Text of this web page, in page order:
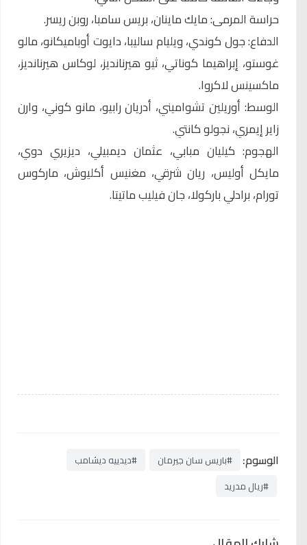
حراسة المرمى: مايك ماينان، بريس سامبا، روبن ريسر.
الدفاع: جول كوندي، ويليام ساليبا، دايوت أوباميكانو، مالو
غوستو، إبراهيما كوناتي، ثيو هيرنانديز، لوكاس هيرنانديز،
ماكسينس لاكروا.
الوسط: أوريلين تشواميني، أدريان رابيو، مانو كوني، وارن
زاير إيمري، نجولو كانتي.
الهجوم: كيليان مبابي، عثمان ديمبيلي، ديزيري دوي،
مايكل أوليس، ريان شرقي، مغنيس أكليوش، ماركوس
تورام، برادلي باركولا، جان فيليب ماتيتا.
الوسوم: #باريس سان جيرمان
#ديدييه ديشامب
#ريال مدريد